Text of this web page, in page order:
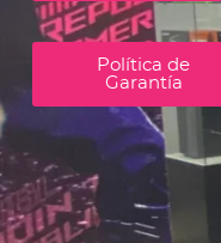
Política de
Garantía